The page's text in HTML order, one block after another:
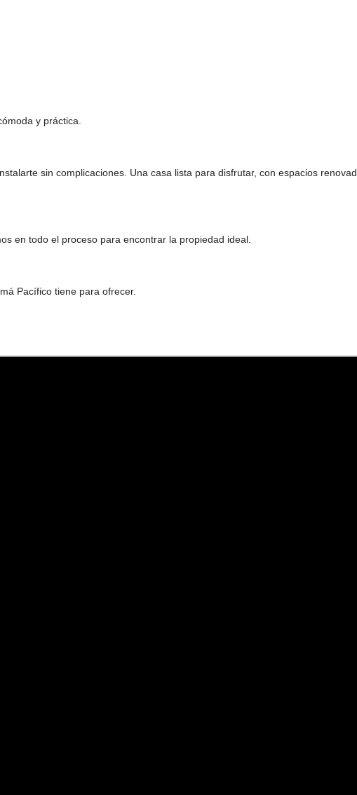
y práctica.
sin complicaciones. Una casa lista para disfrutar, con espacios
en todo el proceso para encontrar la propiedad ideal.
Pacífico tiene para ofrecer.